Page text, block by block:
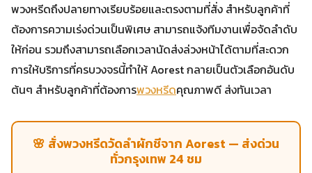
พวงหรีดถึงปลายทางเรียบร้อยและตรงตามที่สั่ง สำหรับลูกค้าที่
ต้องการความเร่งด่วนเป็นพิเศษ สามารถแจ้งทีมงานเพื่อจัดลำดับ
ให้ก่อน รวมถึงสามารถเลือกเวลานัดส่งล่วงหน้าได้ตามที่สะดวก
การให้บริการที่ครบวงจรนี้ทำให้ Aorest กลายเป็นตัวเลือกอันดับ
ต้นๆ สำหรับลูกค้าที่ต้องการพวงหรีดคุณภาพดี ส่งทันเวลา
🌸 สั่งพวงหรีดวัดลำผักชีจาก Aorest — ส่งด่วน
ทั่วกรุงเทพ 24 ชม